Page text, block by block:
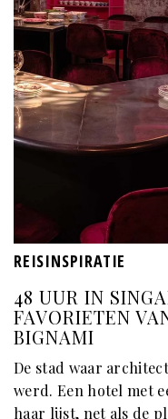
REISINSPIRATIE
48 UUR IN
FAVORIETEN
BIGNAMI
De stad waar
werd. Een hotel met
haar lijst, net als de